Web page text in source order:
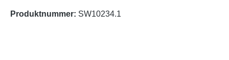
Produktnummer: SW10234.1